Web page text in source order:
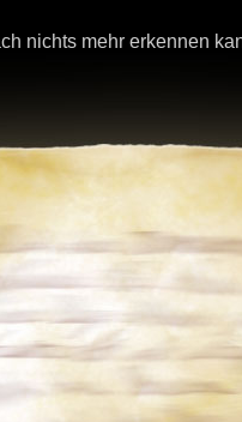
nichts mehr erkennen